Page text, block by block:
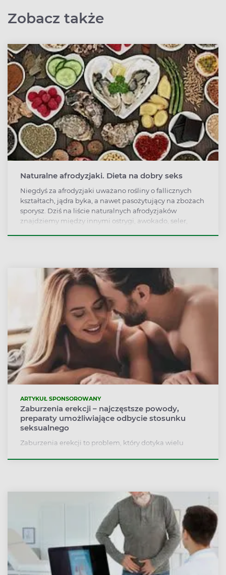
Zobacz także
Naturalne afrodyzjaki. Dieta na dobry seks
Niegdyś za afrodyzjaki uważano rośliny o fallicznych
kształtach, jądra byka, a nawet pasożytujący na zbożach
sporysz. Dziś na liście naturalnych afrodyzjaków
znajdziemy między innymi ostrygi, awokado, seler,
ARTYKUŁ SPONSOROWANY
Zaburzenia erekcji – najczęstsze powody,
preparaty umożliwiające odbycie stosunku
seksualnego
Zaburzenia erekcji to problem, który dotyka wielu